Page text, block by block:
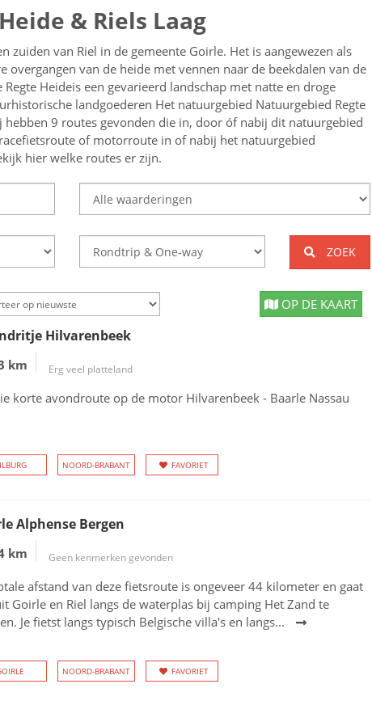
& Riels Laag
zuiden van Riel in de gemeente Goirle. Het is aangewezen als
overgangen van de heide met vennen naar de beekdalen van de
Heideis een gevarieerd landschap met natte en droge
landgoederen Het natuurgebied Natuurgebied Regte
hebben 9 routes gevonden die in, door óf nabij dit natuurgebied
of motorroute in of nabij het natuurgebied
hier welke routes er zijn.
ZOEK
OP DE KAART
Hilvarenbeek
km Erg veel platteland
korte avondroute op de motor Hilvarenbeek - Baarle Nassau
NOORD-BRABANT FAVORIET
Alphense Bergen
km Geen kenmerken gevonden
afstand van deze fietsroute is ongeveer 44 kilometer en gaat
Goirle en Riel langs de waterplas bij camping Het Zand te
Je fietst langs typisch Belgische villa's en langs...
NOORD-BRABANT FAVORIET